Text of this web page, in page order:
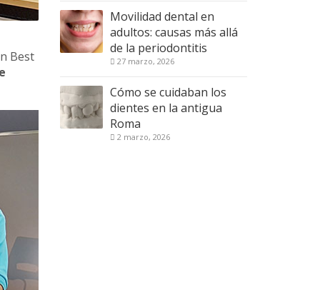
Best
Movilidad dental en
adultos: causas más allá
de la periodontitis
27 marzo, 2026
Cómo se cuidaban los
dientes en la antigua
Roma
2 marzo, 2026